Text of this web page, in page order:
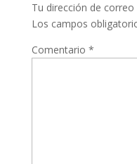
Tu dirección de
Los campos
Comentario *